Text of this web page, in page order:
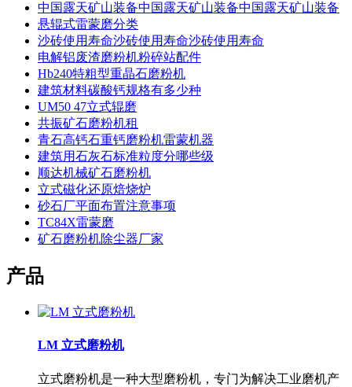
中国露天矿山装备中国露天矿山装备中国露天矿山装备
悬辊式雷蒙磨分类
沙砖使用寿命沙砖使用寿命沙砖使用寿命
电解铝废渣磨粉机粉碎站配件
Hb240特粗型重晶石磨粉机
建筑材料碳酸钙规格有多少种
UM50 47立式辊磨
共振矿石磨粉机租
青石高钙石重钙磨粉机雷蒙机器
建筑用石灰石标准粒度分哪些级
顺达机械矿石磨粉机
立式磁化还原焙烧炉
砂石厂平面布置注意事项
TC84X雷蒙磨
矿石磨粉机除尘器厂家
产品
LM 立式磨粉机
立式磨粉机是一种大型磨粉机，专门为解决工业磨机产